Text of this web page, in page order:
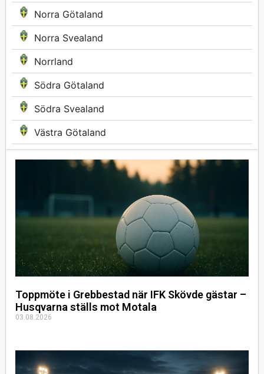
Norra Götaland
Norra Svealand
Norrland
Södra Götaland
Södra Svealand
Västra Götaland
Toppmöte i Grebbestad när IFK Skövde gästar –
Husqvarna ställs mot Motala
03.08.2026